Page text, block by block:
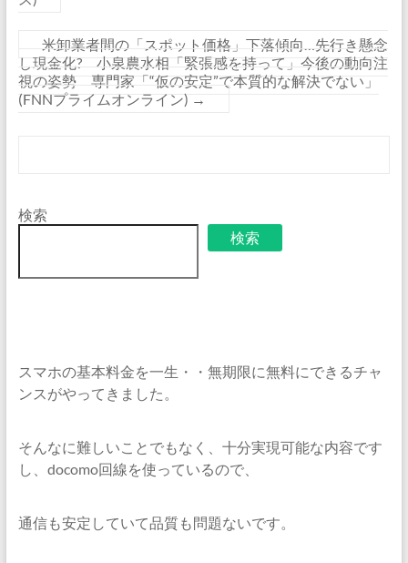
米卸業者間の「スポット価格」下落傾向…先行き懸念
し現金化? 小泉農水相「緊張感を持って」今後の動向注
視の姿勢 専門家「“仮の安定”で本質的な解決でない」
(FNNプライムオンライン) →
検索
検索
スマホの基本料金を一生・・無期限に無料にできるチャ
ンスがやってきました。
そんなに難しいことでもなく、十分実現可能な内容です
し、docomo回線を使っているので、
通信も安定していて品質も問題ないです。